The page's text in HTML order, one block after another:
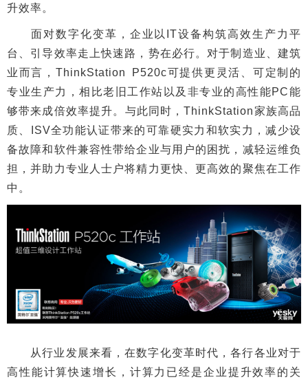
升效率。
面对数字化变革，企业以IT设备构筑高效生产力平
台、引导效率走上快速路，势在必行。对于制造业、建筑
业而言，ThinkStation P520c可提供更灵活、可定制的
专业生产力，相比老旧工作站以及非专业的高性能PC能
够带来成倍效率提升。与此同时，ThinkStation家族高品
质、ISV全功能认证带来的可靠硬实力和软实力，减少设
备故障和软件兼容性带给企业与用户的困扰，减轻运维负
担，并助力专业人士户将精力更快、更高效的聚焦在工作
中。
从行业发展来看，在数字化变革时代，各行各业对于
高性能计算快速增长，计算力已经是企业提升效率的关